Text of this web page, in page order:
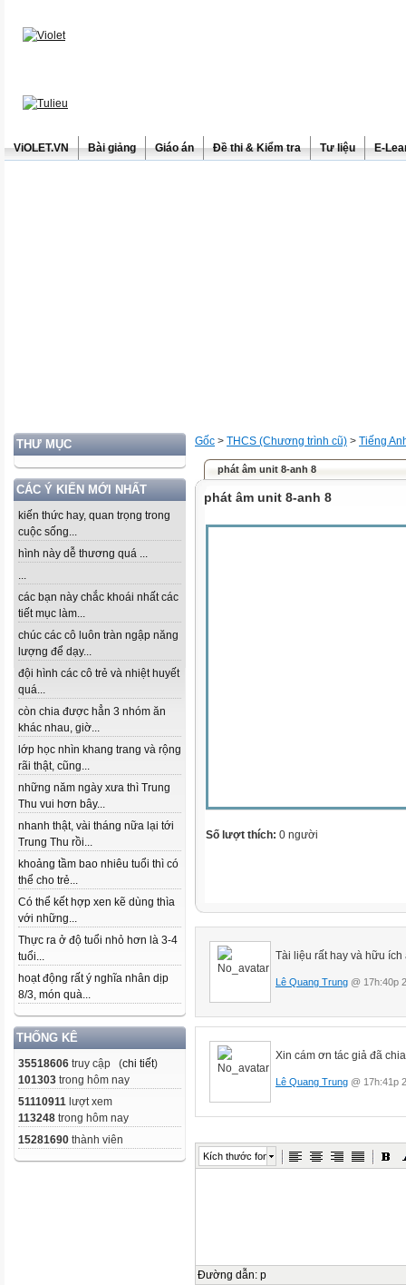
ViOLET.VN Bài giảng Giáo án Đề thi & Kiểm tra Tư liệu E-
THƯ MỤC
CÁC Ý KIẾN MỚI NHẤT
kiến thức hay, quan trọng trong
cuộc sống...
hình này dễ thương quá ...
...
các bạn này chắc khoái nhất các
tiết mục làm...
chúc các cô luôn tràn ngập năng
lượng để dạy...
đội hình các cô trẻ và nhiệt huyết
quá...
còn chia được hẳn 3 nhóm ăn
khác nhau, giờ...
lớp học nhìn khang trang và rộng
rãi thật, cũng...
những năm ngày xưa thì Trung
Thu vui hơn bây...
nhanh thật, vài tháng nữa lại tới
Trung Thu rồi...
khoảng tầm bao nhiêu tuổi thì có
thể cho trẻ...
Có thể kết hợp xen kẽ dùng thìa
với những...
Thực ra ở độ tuổi nhỏ hơn là 3-4
tuổi...
hoạt động rất ý nghĩa nhân dịp
8/3, món quà...
THỐNG KÊ
35518606 truy cập (chi tiết)
101303 trong hôm nay
51110911 lượt xem
113248 trong hôm nay
15281690 thành viên
Gốc > THCS (Chương trình cũ) > Tiếng
phát âm unit 8-anh 8
phát âm unit 8-anh 8
Số lượt thích: 0 người
Tài liệu rất hay và hữu ích
Lê Quang Trung @ 17h:40p
Xin cám ơn tác giả đã
Lê Quang Trung @ 17h:41p
Kích thước font
Đường dẫn: p